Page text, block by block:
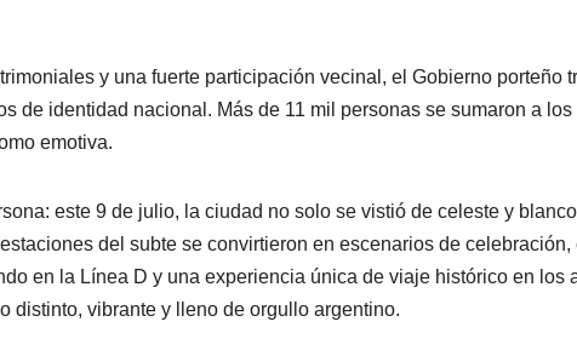
y una fuerte participación vecinal, el Gobierno porteño
de identidad nacional. Más de 11 mil personas se sumaron a los
emotiva.
este 9 de julio, la ciudad no solo se vistió de celeste y
del subte se convirtieron en escenarios de celebración,
en la Línea D y una experiencia única de viaje histórico en los
distinto, vibrante y lleno de orgullo argentino.